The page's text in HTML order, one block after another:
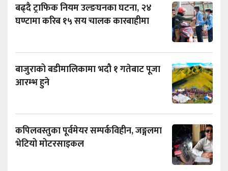
बढ्दै ट्राफिक नियम उल्ङघनका घटना, २४
घण्टामा करिब १५ सय चालक कारबाहीमा
बाजुराको बडीमालिकामा भदौ १ गतेबाट पूजा
आरम्भ हुने
कपिलवस्तुका पूर्वमेयर सम्पर्कविहीन, जङ्गलमा
भेटियो मोटरसाइकल